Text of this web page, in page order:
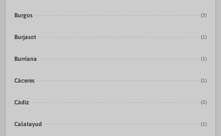
Burgos (3)
Burjasot (1)
Burriana (1)
Cáceres (1)
Cádiz (2)
Calatayud (1)